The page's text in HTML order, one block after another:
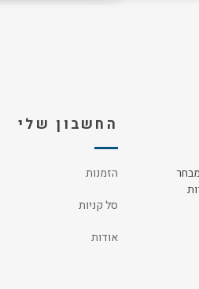
החשבון שלי
הזמנות
סל קניות
אודות